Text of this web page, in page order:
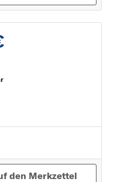
den Merkzettel